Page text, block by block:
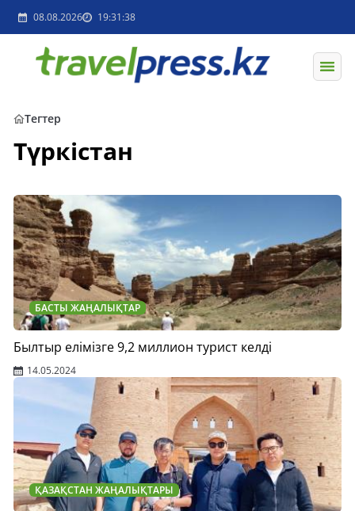
08.08.2026 19:31:38
Тегтер
Түркістан
БАСТЫ ЖАҢАЛЫҚТАР
Былтыр елімізге 9,2 миллион турист келді
14.05.2024
ҚАЗАҚСТАН ЖАҢАЛЫҚТАРЫ